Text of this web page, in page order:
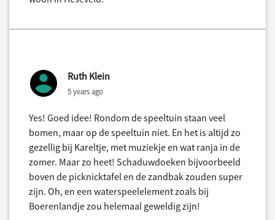
Ruth Klein
5 years ago
Yes! Goed idee! Rondom de speeltuin staan veel
bomen, maar op de speeltuin niet. En het is altijd zo
gezellig bij Kareltje, met muziekje en wat ranja in de
zomer. Maar zo heet! Schaduwdoeken bijvoorbeeld
boven de picknicktafel en de zandbak zouden super
zijn. Oh, en een waterspeelelement zoals bij
Boerenlandje zou helemaal geweldig zijn!